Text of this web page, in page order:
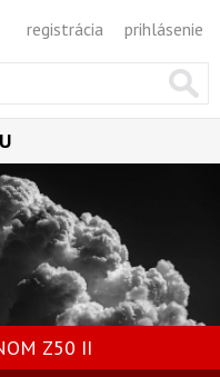
registrácia prihlásenie
Z50 II